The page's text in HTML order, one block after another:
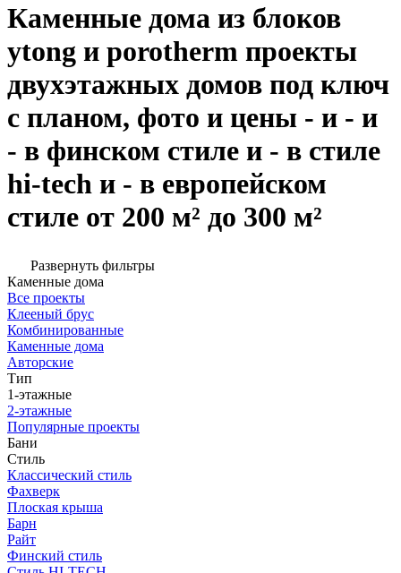
Каменные дома из блоков
ytong и porotherm проекты
двухэтажных домов под ключ
с планом, фото и цены - и - и
- в финском стиле и - в стиле
hi-tech и - в европейском
стиле от 200 м² до 300 м²
Развернуть фильтры
Каменные дома
Все проекты
Клееный брус
Комбинированные
Каменные дома
Авторские
Тип
1-этажные
2-этажные
Популярные проекты
Бани
Стиль
Классический стиль
Фахверк
Плоская крыша
Барн
Райт
Финский стиль